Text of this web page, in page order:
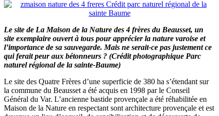
Le site de La Maison de la Nature des 4 frères du Beausset, un
site exemplaire ouvert à tous pour apprécier la nature varoise et
l’importance de sa sauvegarde. Mais ne serait-ce pas justement ce
qui ferait peur aux bétonneurs ? (Crédit photographique Parc
naturel régional de la sainte-Baume)
Le site des Quatre Frères d’une superficie de 380 ha s’étendant sur
la commune du Beausset a été acquis en 1998 par le Conseil
Général du Var. L’ancienne bastide provençale a été réhabilitée en
Maison de la Nature en respectant sont architecture provençale et est